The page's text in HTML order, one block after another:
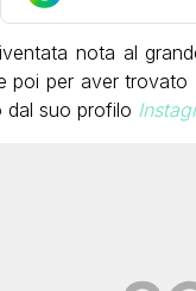
nota al
poi per aver trovato
dal suo profilo